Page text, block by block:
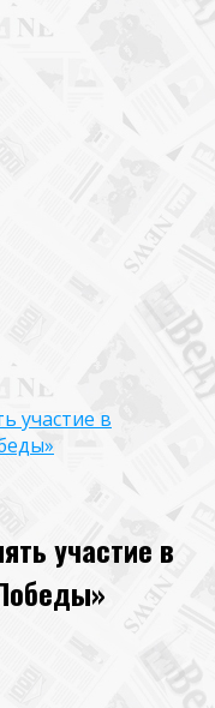
участие в
участие в